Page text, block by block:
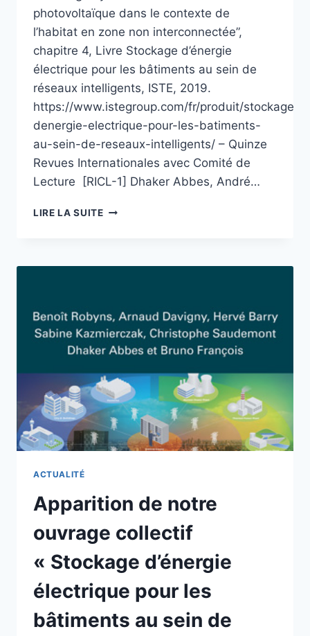
photovoltaïque dans le contexte de
l’habitat en zone non interconnectée”,
chapitre 4, Livre Stockage d’énergie
électrique pour les bâtiments au sein de
réseaux intelligents, ISTE, 2019.
https://www.istegroup.com/fr/produit/stockage-
denergie-electrique-pour-les-batiments-
au-sein-de-reseaux-intelligents/ – Quinze
Revues Internationales avec Comité de
Lecture [RICL-1] Dhaker Abbes, André…
LIRE LA SUITELISTE
DÉTAILLÉE
COMMUNICATIONS
ACTUALITÉ
Apparition de notre
ouvrage collectif
« Stockage d’énergie
électrique pour les
bâtiments au sein de